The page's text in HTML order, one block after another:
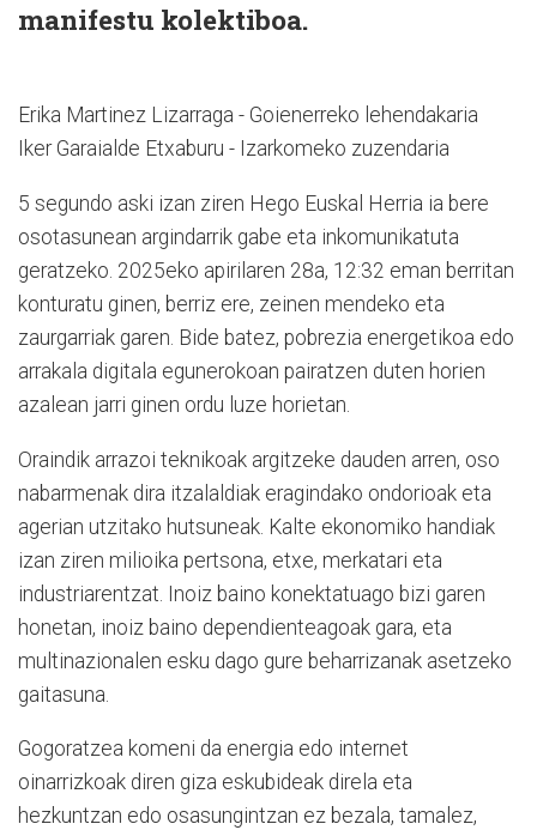
manifestu kolektiboa.
Erika Martinez Lizarraga - Goienerreko lehendakaria
Iker Garaialde Etxaburu - Izarkomeko zuzendaria
5 segundo aski izan ziren Hego Euskal Herria ia bere
osotasunean argindarrik gabe eta inkomunikatuta
geratzeko. 2025eko apirilaren 28a, 12:32 eman berritan
konturatu ginen, berriz ere, zeinen mendeko eta
zaurgarriak garen. Bide batez, pobrezia energetikoa edo
arrakala digitala egunerokoan pairatzen duten horien
azalean jarri ginen ordu luze horietan.
Oraindik arrazoi teknikoak argitzeke dauden arren, oso
nabarmenak dira itzalaldiak eragindako ondorioak eta
agerian utzitako hutsuneak. Kalte ekonomiko handiak
izan ziren milioika pertsona, etxe, merkatari eta
industriarentzat. Inoiz baino konektatuago bizi garen
honetan, inoiz baino dependienteagoak gara, eta
multinazionalen esku dago gure beharrizanak asetzeko
gaitasuna.
Gogoratzea komeni da energia edo internet
oinarrizkoak diren giza eskubideak direla eta
hezkuntzan edo osasungintzan ez bezala, tamalez,